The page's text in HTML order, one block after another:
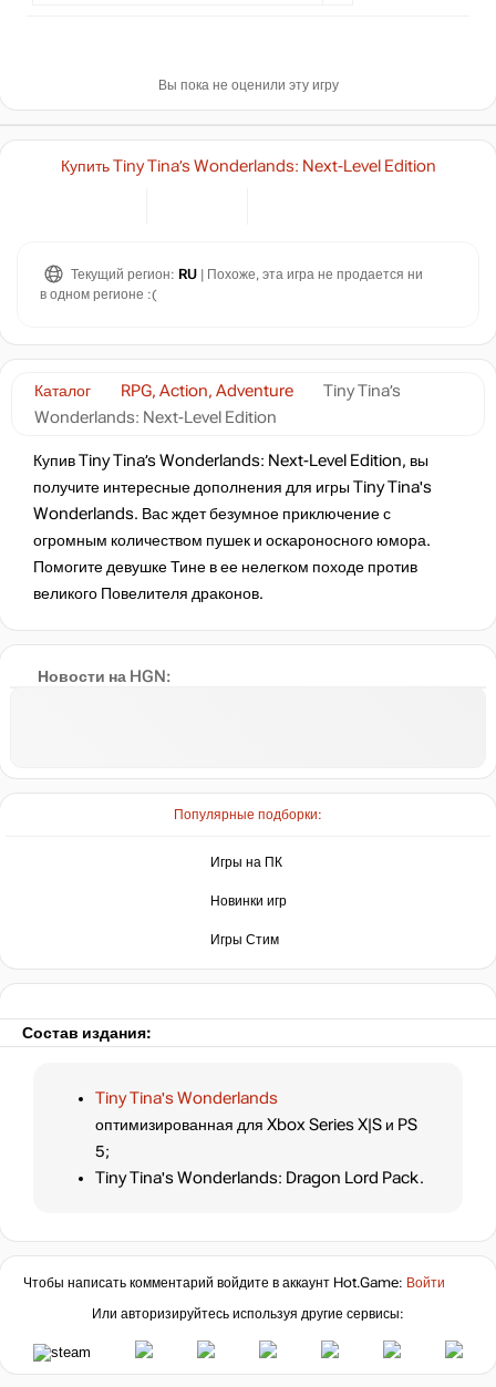
Вы пока не оценили эту игру
Новости на HGN:
Популярные подборки:
Игры на ПК
Новинки игр
Игры Стим
Каталог RPG, Action, Adventure
Tiny Tina’s
Wonderlands: Next-Level Edition
Купив Tiny Tina’s Wonderlands: Next-Level Edition, вы
получите интересные дополнения для игры Tiny Tina's
Wonderlands. Вас ждет безумное приключение с
огромным количеством пушек и оскароносного юмора.
Помогите девушке Тине в ее нелегком походе против
великого Повелителя драконов.
Купить Tiny Tina’s Wonderlands: Next-Level Edition
Текущий регион: RU | Похоже, эта игра не продается ни
в одном регионе :(
Состав издания:
Tiny Tina's Wonderlands
оптимизированная для Xbox Series X|S и PS
5;
Tiny Tina's Wonderlands: Dragon Lord Pack.
Чтобы написать комментарий войдите в аккаунт Hot.Game: Войти
Или авторизируйтесь используя другие сервисы: